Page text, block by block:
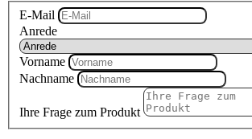
E-Mail
Anrede
Vorname
Nachname
Ihre Frage zum Produkt